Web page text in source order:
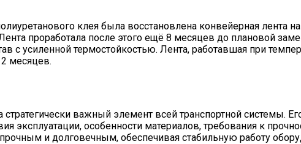
клея была восстановлена конвейерная лента
проработала после этого ещё 8 месяцев до плановой
с усиленной термостойкостью. Лента, работавшая при
месяцев.
важный элемент всей транспортной системы.
эксплуатации, особенности материалов, требования к
и долговечным, обеспечивая стабильную работу